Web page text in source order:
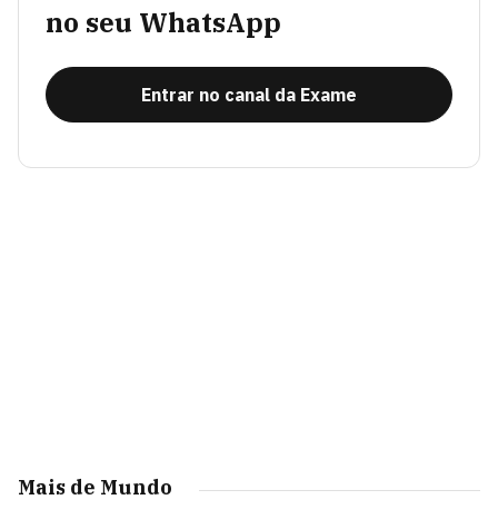
no seu WhatsApp
Entrar no canal da Exame
Mais de Mundo